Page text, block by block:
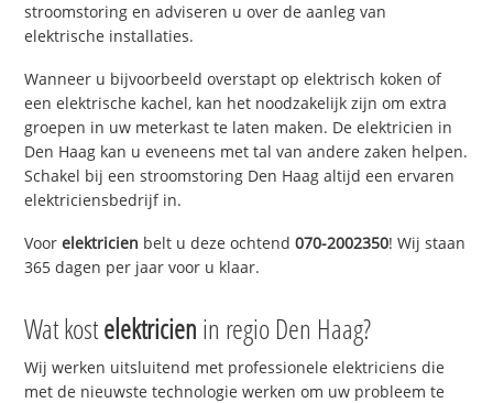
stroomstoring en adviseren u over de aanleg van
elektrische installaties.
Wanneer u bijvoorbeeld overstapt op elektrisch koken of
een elektrische kachel, kan het noodzakelijk zijn om extra
groepen in uw meterkast te laten maken. De elektricien in
Den Haag kan u eveneens met tal van andere zaken helpen.
Schakel bij een stroomstoring Den Haag altijd een ervaren
elektriciensbedrijf in.
Voorelektricien belt u deze ochtend070-2002350! Wij staan
365 dagen per jaar voor u klaar.
Wat kostelektricien in regio Den Haag?
Wij werken uitsluitend met professionele elektriciens die
met de nieuwste technologie werken om uw probleem te